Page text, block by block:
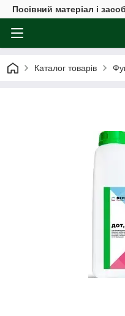
Посівний матеріал і
Каталог товарів